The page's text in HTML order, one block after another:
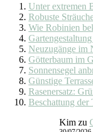
Unter extremen
Robuste
Wie Robinien
Neuzugänge im
Götterbaum im
Sonnensegel
Günstige
Rasenersatz:
Beschattung der
Kim zu